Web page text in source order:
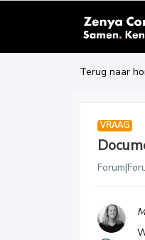
Terug naar
VRAAG